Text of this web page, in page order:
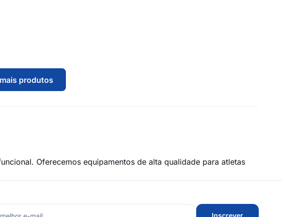
produtos
Oferecemos equipamentos de alta qualidade para atletas